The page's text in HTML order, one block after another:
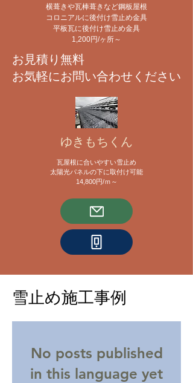
横葺きや瓦棒葺きなど鋼板屋根
コロニアルに後付け雪止め金具
平板瓦に後付け雪止め金具
​1,200円/ヶ所～
​お見積り無料
お気軽にお問い合わせください
ゆきもちくん
瓦屋根に合いやすい雪止め
太陽光パネルの下に取付け可能
​14,800円/ｍ～
雪止め施工事例
No posts published
in this language yet